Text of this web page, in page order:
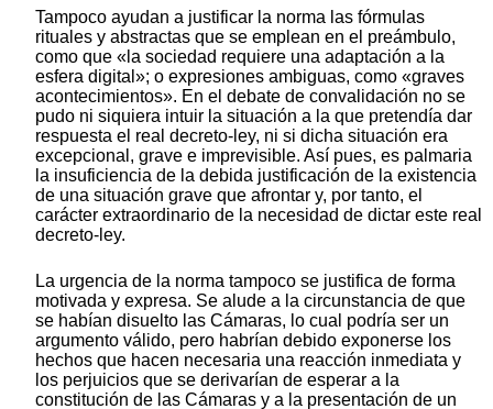
Tampoco ayudan a justificar la norma las fórmulas
rituales y abstractas que se emplean en el preámbulo,
como que «la sociedad requiere una adaptación a la
esfera digital»; o expresiones ambiguas, como «graves
acontecimientos». En el debate de convalidación no se
pudo ni siquiera intuir la situación a la que pretendía dar
respuesta el real decreto-ley, ni si dicha situación era
excepcional, grave e imprevisible. Así pues, es palmaria
la insuficiencia de la debida justificación de la existencia
de una situación grave que afrontar y, por tanto, el
carácter extraordinario de la necesidad de dictar este real
decreto-ley.
La urgencia de la norma tampoco se justifica de forma
motivada y expresa. Se alude a la circunstancia de que
se habían disuelto las Cámaras, lo cual podría ser un
argumento válido, pero habrían debido exponerse los
hechos que hacen necesaria una reacción inmediata y
los perjuicios que se derivarían de esperar a la
constitución de las Cámaras y a la presentación de un